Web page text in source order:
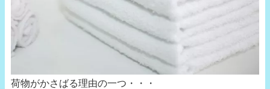
荷物がかさばる理由の一つ・・・